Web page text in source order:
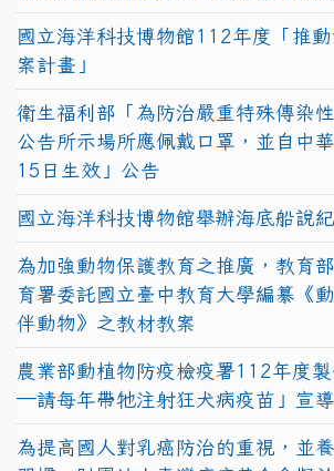
國立海洋科技博物館112年度「推
案計畫」
衛生福利部「為防治嚴重特殊傳染
公告所示場所應佩戴口罩，並自中
15日生效」公告
國立海洋科技博物館舉辦海底船說
為加強動物保護教育之推廣，教育
育署委託國立臺中教育大學編纂《
伴動物》之教材教案
農業部動植物防疫檢疫署112年度
—請每年帶牠注射狂犬病疫苗」宣
為提高國人對乳癌防治的重視，並